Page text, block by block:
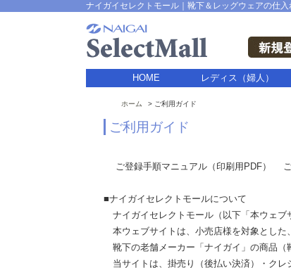
ナイガイセレクトモール｜靴下＆レッグウェアの仕
HOME レディス（婦人）
ホーム ご利用ガイド
ご利用ガイド
ご登録手順マニュアル（印刷用PDF）
■ナイガイセレクトモールについて
ナイガイセレクトモール（以下「本ウェブ
本ウェブサイトは、小売店様を対象とした
靴下の老舗メーカー「ナイガイ」の商品（
当サイトは、掛売り（後払い決済）・クレ